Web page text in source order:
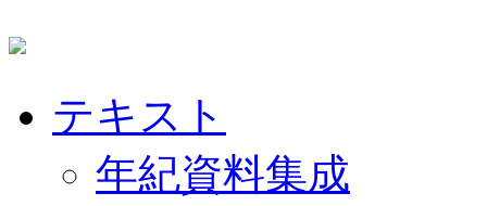
テキスト
年紀資料集成